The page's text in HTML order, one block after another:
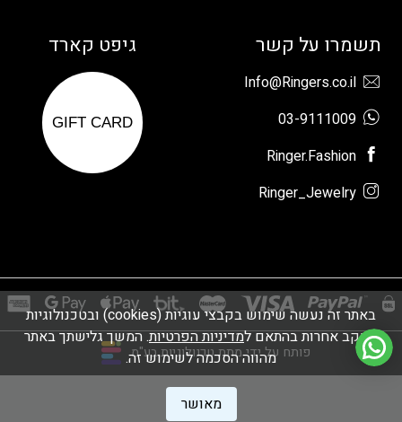
תשמרו על קשר
Info@Ringers.co.il
03-9111009
Ringer.Fashion
Ringer_Jewelry
גיפט קארד
GIFT CARD
פותח על ידי מתת טכנולוגיות בע"מ
באתר זה נעשה שימוש בקבצי עוגיות (cookies) ובטכנולוגיות
מעקב אחרות בהתאם למדיניות הפרטיות. המשך גלישתך באתר
מהווה הסכמה לשימוש זה.
מאושר